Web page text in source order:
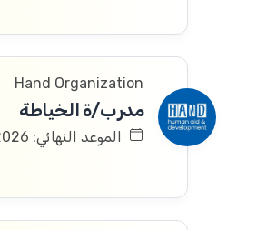
Hand Organization
مدرب/ة الخياطة
الموعد النهائي: 01/08/2026